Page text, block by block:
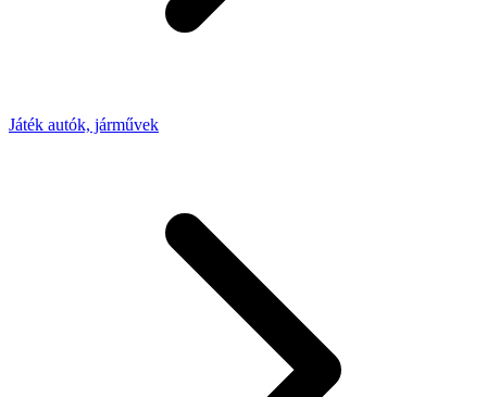
Játék autók, járművek